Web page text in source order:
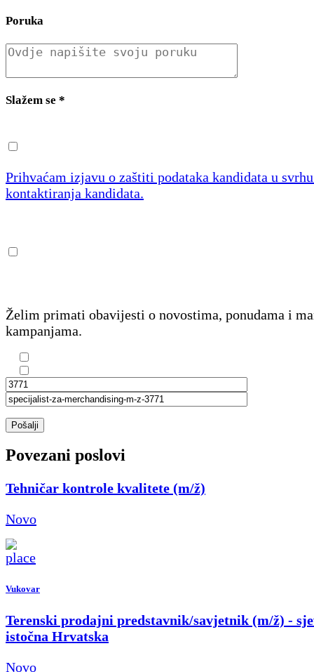
Poruka
Slažem se *
Prihvaćam izjavu o zaštiti podataka kandidata u
kontaktiranja kandidata.
Želim primati obavijesti o novostima, ponudama i
kampanjama.
Pošalji
Povezani poslovi
Tehničar kontrole kvalitete (m/ž)
Novo
Vukovar
Terenski prodajni predstavnik/savjetnik (m/ž) -
istočna Hrvatska
Novo